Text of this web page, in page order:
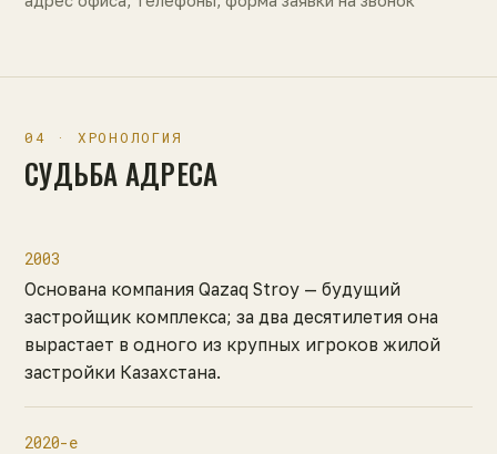
04 · ХРОНОЛОГИЯ
СУДЬБА АДРЕСА
2003
Основана компания Qazaq Stroy — будущий
застройщик комплекса; за два десятилетия она
вырастает в одного из крупных игроков жилой
застройки Казахстана.
2020-е